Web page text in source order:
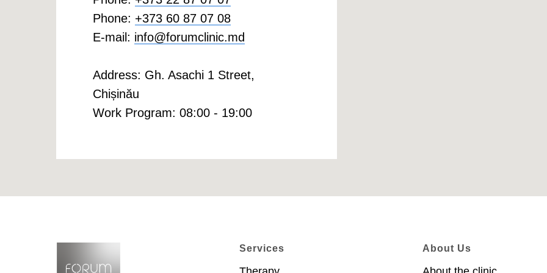
Phone: +373 60 87 07 08
E-mail: info@forumclinic.md
Address: Gh. Asachi 1 Street,
Chișinău
Work Program: 08:00 - 19:00
Services About Us